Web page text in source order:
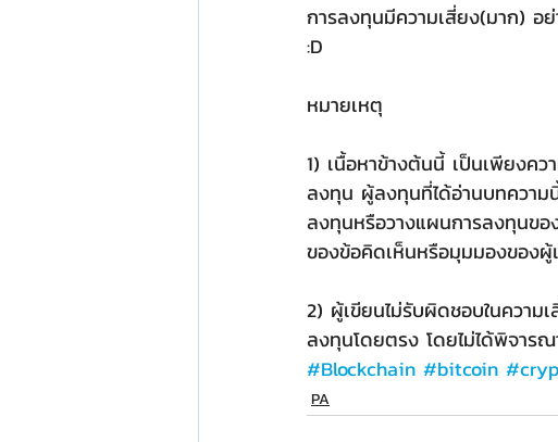
การลงทุนมีความเสี่ยง(มาก) อย่
:D
หมายเหตุ
1) เนื้อหาข้างต้นนี้ เป็นเพียงคว
ลงทุน ผู้ลงทุนที่ได้อ่านบทความ
ลงทุนหรือวางแผนการลงทุนขอ
ของข้อคิดเห็นหรือมุมมองของผู้เ
2) ผู้เขียนไม่รับผิดชอบในความ
ลงทุนโดยตรง โดยไม่ได้พิจาร
#Blockchain #bitcoin
PA